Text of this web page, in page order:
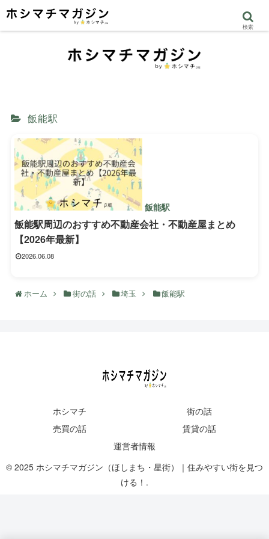
飯能駅
飯能駅
飯能駅周辺のおすすめ不動産会社・不動産屋まとめ
【2026年最新】
2026.06.08
ホーム 街の話 埼玉 飯能駅
ホシマチ
街の話
売買の話
賃貸の話
運営者情報
© 2025 ホシマチマガジン（ほしまち・星街）｜住みやすい街を見つ
ける！.
検索